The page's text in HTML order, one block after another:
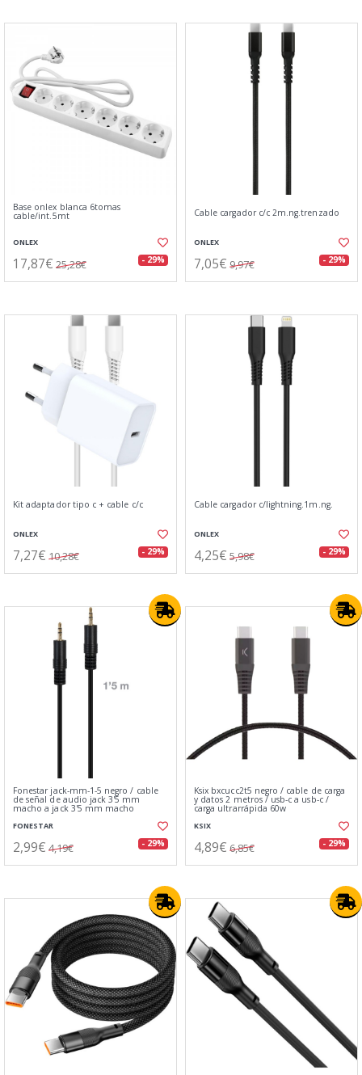
Base onlex blanca 6tomas
cable/int.5mt
ONLEX
17,87€ 25,28€ - 29%
Cable cargador c/c 2m.ng.trenzado
ONLEX
7,05€ 9,97€ - 29%
Kit adaptador tipo c + cable c/c
ONLEX
7,27€ 10,28€ - 29%
Cable cargador c/lightning.1m.ng.
ONLEX
4,25€ 5,98€ - 29%
Fonestar jack-mm-1-5 negro / cable
de señal de audio jack 3'5 mm
macho a jack 3'5 mm macho
FONESTAR
2,99€ 4,19€ - 29%
Ksix bxcucc2t5 negro / cable de carga
y datos 2 metros / usb-c a usb-c /
carga ultrarrápida 60w
KSIX
4,89€ 6,85€ - 29%